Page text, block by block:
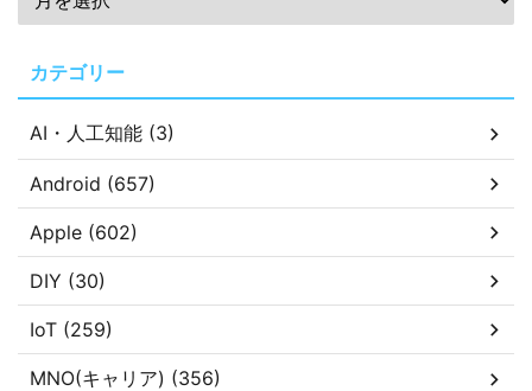
カテゴリー
AI・人工知能 (3)
Android (657)
Apple (602)
DIY (30)
IoT (259)
MNO(キャリア) (356)